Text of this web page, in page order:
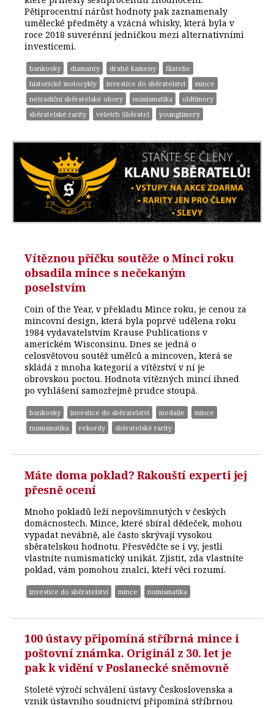
Pětiprocentní nárůst hodnoty pak zaznamenaly
umělecké předměty a vzácná whisky, která byla v
roce 2018 suverénní jedničkou mezi alternativními
investicemi.
bankovky diamanty drahé kameny
filatelie
historické motocykly
investice do sběratelství
mince
netradiční sběratelské obory
numismatika
oldtimery
sběratelské rarity
veletrh Sběratel youngtimery
Vítěznou příčku soutěže o Minci roku
obsadila mince s nečekaným
poselstvím
Coin of the Year, v překladu Mince roku, je cenou za
mincovní design, která byla poprvé udělena roku
1984 vydavatelstvím Krause Publications v
americkém Wisconsinu. Dnes se jedná o
celosvětovou soutěž umělců a mincoven, která se
skládá z mnoha kategorií a vítězství v ní je
obrovskou poctou. Hodnota vítězných mincí ihned
po vyhlášení samozřejmě prudce stoupá.
bankovky investice do sběratelství medaile
mince
numismatika
rekordy sběratelské rarity
Máte doma poklad? Rakouští experti jej
přesně ocení
Mnoho pokladů leží nepovšimnutých v českých
domácnostech. Mince, které sbíral dědeček, mohou
vypadat nevábně, ale často skrývají vysokou
sběratelskou hodnotu. Přesvědčte se i vy, jestli
vlastníte numismatický unikát. Zjistit, zda vlastníte
poklad, vám pomohou znalci, kteří věci rozumí.
investice do sběratelství mince numismatika
100 ústavy připomíná stříbrná mince i
poštovní známka. Originál z 30. let je
pak k vidění v Poslanecké sněmovně
Stoleté výročí schválení ústavy Československa a
vznik ústavního soudnictví připomíná stříbrnou